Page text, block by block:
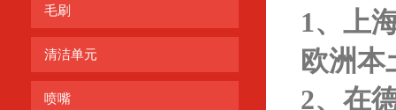
毛刷
清洁单元
喷嘴
1、上
欧洲本
2、在